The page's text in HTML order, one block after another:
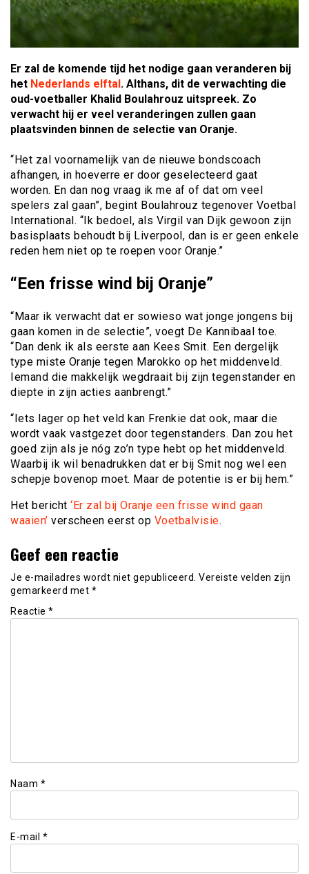
Er zal de komende tijd het nodige gaan veranderen bij
het Nederlands elftal . Althans, dit de verwachting die
oud-voetballer Khalid Boulahrouz uitspreek. Zo
verwacht hij er veel veranderingen zullen gaan
plaatsvinden binnen de selectie van Oranje.
“Het zal voornamelijk van de nieuwe bondscoach
afhangen, in hoeverre er door geselecteerd gaat
worden. En dan nog vraag ik me af of dat om veel
spelers zal gaan”, begint Boulahrouz tegenover Voetbal
International. “Ik bedoel, als Virgil van Dijk gewoon zijn
basisplaats behoudt bij Liverpool, dan is er geen enkele
reden hem niet op te roepen voor Oranje.”
“Een frisse wind bij Oranje”
“Maar ik verwacht dat er sowieso wat jonge jongens bij
gaan komen in de selectie”, voegt De Kannibaal toe.
“Dan denk ik als eerste aan Kees Smit. Een dergelijk
type miste Oranje tegen Marokko op het middenveld.
Iemand die makkelijk wegdraait bij zijn tegenstander en
diepte in zijn acties aanbrengt.”
“Iets lager op het veld kan Frenkie dat ook, maar die
wordt vaak vastgezet door tegenstanders. Dan zou het
goed zijn als je nóg zo’n type hebt op het middenveld.
Waarbij ik wil benadrukken dat er bij Smit nog wel een
schepje bovenop moet. Maar de potentie is er bij hem.”
Het bericht ‘Er zal bij Oranje een frisse wind gaan
waaien’ verscheen eerst op Voetbalvisie.
Geef een reactie
Je e-mailadres wordt niet gepubliceerd. Vereiste velden zijn
gemarkeerd met *
Reactie *
Naam *
E-mail *